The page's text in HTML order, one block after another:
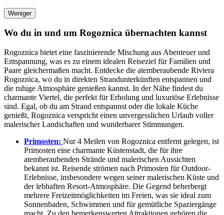
Weniger
Wo du in und um Rogoznica übernachten kannst
Rogoznica bietet eine faszinierende Mischung aus Abenteuer und
Entspannung, was es zu einem idealen Reiseziel für Familien und
Paare gleichermaßen macht. Entdecke die atemberaubende Riviera
Rogoznica, wo du in direkten Strandunterkünften entspannen und
die ruhige Atmosphäre genießen kannst. In der Nähe findest du
charmante Viertel, die perfekt für Erholung und luxuriöse Erlebnisse
sind. Egal, ob du am Strand entspannst oder die lokale Küche
genießt, Rogoznica verspricht einen unvergesslichen Urlaub voller
malerischer Landschaften und wunderbarer Stimmungen.
Primosten: Nur 4 Meilen von Rogoznica entfernt gelegen, ist
Primosten eine charmante Küstenstadt, die für ihre
atemberaubenden Strände und malerischen Aussichten
bekannt ist. Reisende strömen nach Primosten für Outdoor-
Erlebnisse, insbesondere wegen seiner malerischen Küste und
der lebhaften Resort-Atmosphäre. Die Gegend beherbergt
mehrere Freizeitmöglichkeiten im Freien, was sie ideal zum
Sonnenbaden, Schwimmen und für gemütliche Spaziergänge